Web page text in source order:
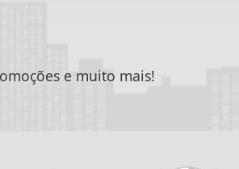
e muito mais!